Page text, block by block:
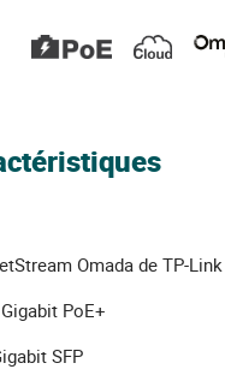
Omada de TP-Link
PoE+
SFP